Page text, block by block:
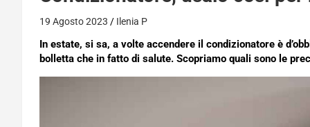
19 Agosto 2023 Ilenia P
In estate, si sa, a volte accendere il condizionatore è
bolletta che in fatto di salute. Scopriamo quali sono le